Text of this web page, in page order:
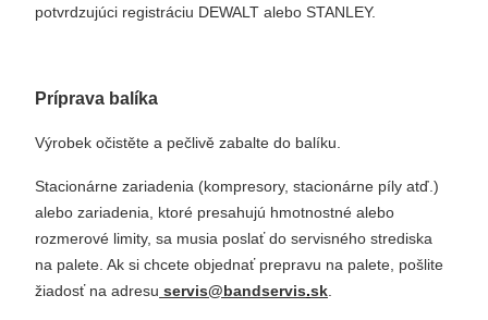
potvrdzujúci registráciu DEWALT alebo STANLEY.
Príprava balíka
Výrobek očistěte a pečlivě zabalte do balíku.
Stacionárne zariadenia (kompresory, stacionárne píly atď.)
alebo zariadenia, ktoré presahujú hmotnostné alebo
rozmerové limity, sa musia poslať do servisného strediska
na palete. Ak si chcete objednať prepravu na palete, pošlite
žiadosť na adresu servis@bandservis.sk